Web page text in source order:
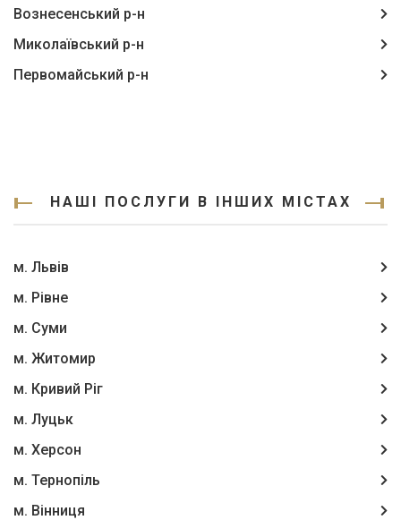
Вознесенський р-н
Миколаївський р-н
Первомайський р-н
НАШІ ПОСЛУГИ В ІНШИХ МІСТАХ
м. Львів
м. Рівне
м. Суми
м. Житомир
м. Кривий Ріг
м. Луцьк
м. Херсон
м. Тернопіль
м. Вінниця